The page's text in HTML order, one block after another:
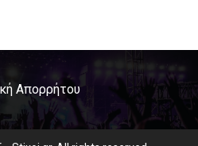
Απορρήτου